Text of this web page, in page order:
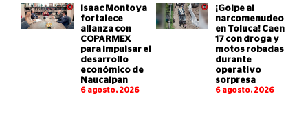
Isaac Montoya
fortalece
alianza con
COPARMEX
para impulsar el
desarrollo
económico de
Naucalpan
6 agosto, 2026
¡Golpe al
narcomenudeo
en Toluca! Caen
17 con droga y
motos robadas
durante
operativo
sorpresa
6 agosto, 2026